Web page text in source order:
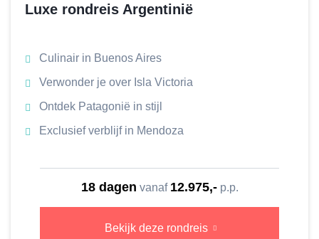
Luxe rondreis Argentinië
Culinair in Buenos Aires
Verwonder je over Isla Victoria
Ontdek Patagonië in stijl
Exclusief verblijf in Mendoza
18 dagen vanaf 12.975,-p.p.
Bekijk deze rondreis